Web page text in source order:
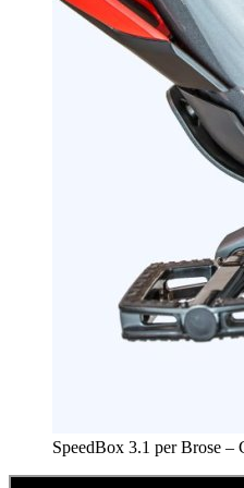
SpeedBox 3.1 per Brose –